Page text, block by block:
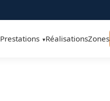
Prestations ▾RéalisationsZones